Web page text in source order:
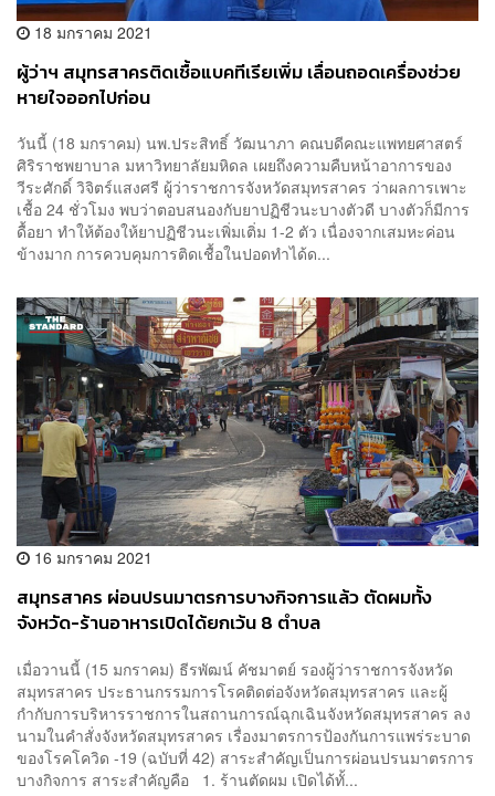
18 มกราคม 2021
ผู้ว่าฯ สมุทรสาครติดเชื้อแบคทีเรียเพิ่ม เลื่อนถอดเครื่องช่วย
หายใจออกไปก่อน
วันนี้ (18 มกราคม) นพ.ประสิทธิ์ วัฒนาภา คณบดีคณะแพทยศาสตร์
ศิริราชพยาบาล มหาวิทยาลัยมหิดล เผยถึงความคืบหน้าอาการของ
วีระศักดิ์ วิจิตร์แสงศรี ผู้ว่าราชการจังหวัดสมุทรสาคร ว่าผลการเพาะ
เชื้อ 24 ชั่วโมง พบว่าตอบสนองกับยาปฏิชีวนะบางตัวดี บางตัวก็มีการ
ดื้อยา ทำให้ต้องให้ยาปฏิชีวนะเพิ่มเติ่ม 1-2 ตัว เนื่องจากเสมหะค่อน
ข้างมาก การควบคุมการติดเชื้อในปอดทำได้ด...
16 มกราคม 2021
สมุทรสาคร ผ่อนปรนมาตรการบางกิจการแล้ว ตัดผมทั้ง
จังหวัด-ร้านอาหารเปิดได้ยกเว้น 8 ตำบล
เมื่อวานนี้ (15 มกราคม) ธีรพัฒน์ คัชมาตย์ รองผู้ว่าราชการจังหวัด
สมุทรสาคร ประธานกรรมการโรคติดต่อจังหวัดสมุทรสาคร และผู้
กำกับการบริหารราชการในสถานการณ์ฉุกเฉินจังหวัดสมุทรสาคร ลง
นามในคำสั่งจังหวัดสมุทรสาคร เรื่องมาตรการป้องกันการแพร่ระบาด
ของโรคโควิด -19 (ฉบับที่ 42) สาระสำคัญเป็นการผ่อนปรนมาตรการ
บางกิจการ สาระสำคัญคือ 1. ร้านตัดผม เปิดได้ทั้...